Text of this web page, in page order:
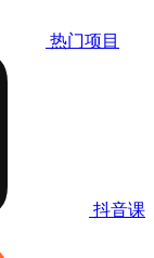
热门项目
抖音课